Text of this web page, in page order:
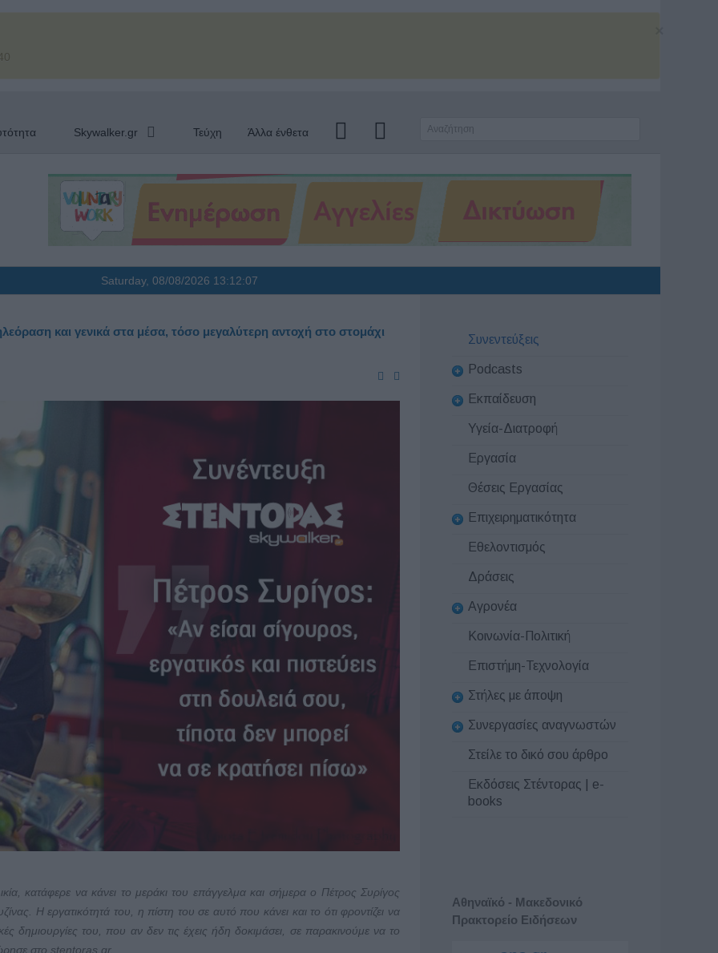
Skywalker.gr Τεύχη Άλλα ένθετα
Saturday, 08/08/2026 13:12:08
και γενικά στα μέσα, τόσο μεγαλύτερη αντοχή στο στομάχι
κατάφερε να κάνει το μεράκι του επάγγελμα και σήμερα ο Πέτρος Συρίγος
Η εργατικότητά του, η πίστη του σε αυτό που κάνει και το ότι φροντίζει να
δημιουργίες του, που αν δεν τις έχεις ήδη δοκιμάσει, σε παρακινούμε να το
στο stentoras.gr.
Συνεντεύξεις
Podcasts
Εκπαίδευση
Υγεία-Διατροφή
Εργασία
Θέσεις Εργασίας
Επιχειρηματικότητα
Εθελοντισμός
Δράσεις
Αγρονέα
Κοινωνία-Πολιτική
Επιστήμη-Τεχνολογία
Στήλες με άποψη
Συνεργασίες αναγνωστών
Στείλε το δικό σου άρθρο
Εκδόσεις Στέντορας | e-
books
Αθηναϊκό - Μακεδονικό
Πρακτορείο Ειδήσεων